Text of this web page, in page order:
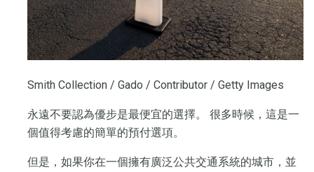
Smith Collection / Gado / Contributor / Getty Images
永遠不要認為優步是最便宜的選擇。 很多時候，這是一
個值得考慮的簡單的預付選項。
但是，如果你在一個擁有廣泛公共交通系統的城市，並